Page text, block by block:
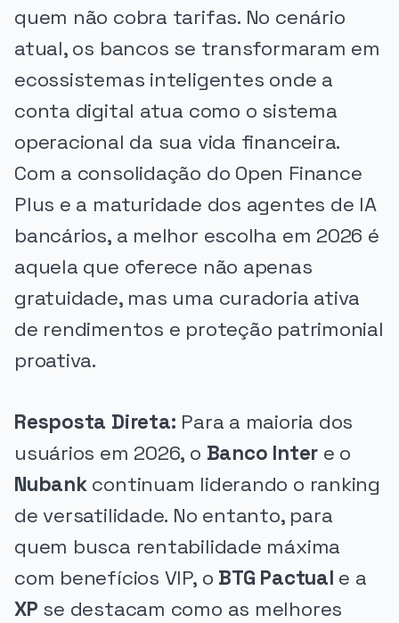
quem não cobra tarifas. No cenário
atual, os bancos se transformaram em
ecossistemas inteligentes onde a
conta digital atua como o sistema
operacional da sua vida financeira.
Com a consolidação do Open Finance
Plus e a maturidade dos agentes de IA
bancários, a melhor escolha em 2026 é
aquela que oferece não apenas
gratuidade, mas uma curadoria ativa
de rendimentos e proteção patrimonial
proativa.
Resposta Direta: Para a maioria dos
usuários em 2026, o Banco Inter e o
Nubankcontinuam liderando o ranking
de versatilidade. No entanto, para
quem busca rentabilidade máxima
com benefícios VIP, o BTG Pactual e a
XP se destacam como as melhores